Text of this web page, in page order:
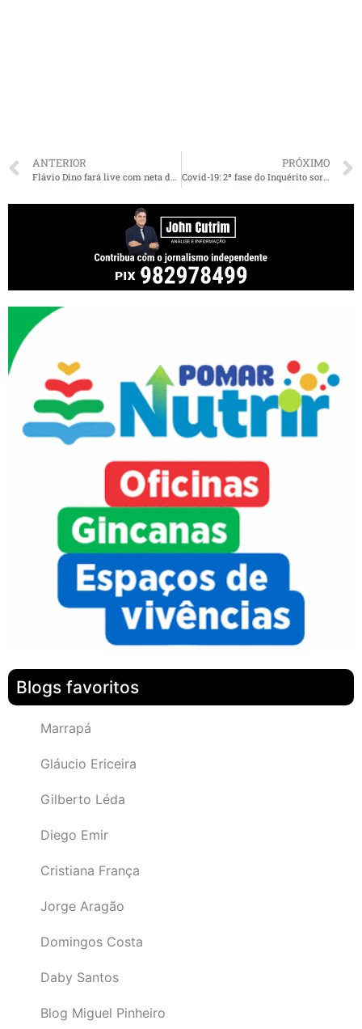
ANTERIOR PRÓXIMO
Covid-19: 2ª fase do Inquérito sorológico aponta 38% da presença de anticorpos no MA
Blogs favoritos
Marrapá
Gláucio Ericeira
Gilberto Léda
Diego Emir
Cristiana França
Jorge Aragão
Domingos Costa
Daby Santos
Blog Miguel Pinheiro